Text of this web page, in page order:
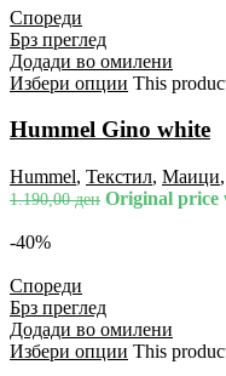
Спореди
Брз преглед
Додади во омилени
Избери опции This
Hummel Gino white
Hummel, Текстил, Маици,
1.190,00ден Original price
-40%
Спореди
Брз преглед
Додади во омилени
Избери опции This